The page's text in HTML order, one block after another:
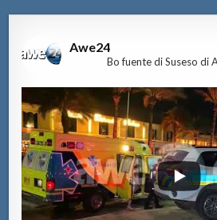
Awe24
Bo fuente di Suseso di